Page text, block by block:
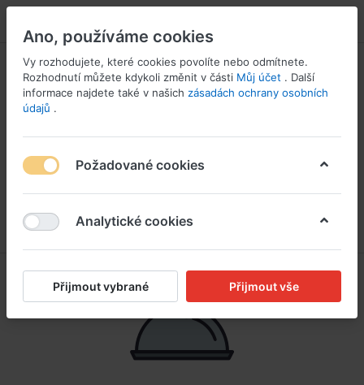
Ano, používáme cookies
Vy rozhodujete, které cookies povolíte nebo odmítnete.
Rozhodnutí můžete kdykoli změnit v části Můj účet . Další
informace najdete také v našich zásadách ochrany osobních
údajů .
Požadované cookies
Analytické cookies
Přijmout vybrané Přijmout vše